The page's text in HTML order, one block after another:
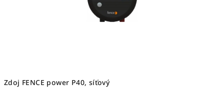
Zdoj FENCE power P40, síťový